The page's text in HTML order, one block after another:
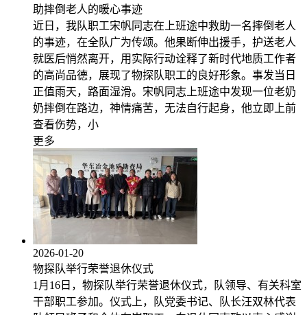
助摔倒老人的暖心事迹
近日，我队职工宋帆同志在上班途中救助一名摔倒老人
的事迹，在全队广为传颂。他果断伸出援手，护送老人
就医后悄然离开，用实际行动诠释了新时代地质工作者
的高尚品德，展现了物探队职工的良好形象。事发当日
正值雨天，路面湿滑。宋帆同志上班途中发现一位老奶
奶摔倒在路边，神情痛苦，无法自行起身，他立即上前
查看伤势，小
更多
2026-01-20
物探队举行荣誉退休仪式
1月16日，物探队举行荣誉退休仪式，队领导、有关科室
干部职工参加。仪式上，队党委书记、队长汪双林代表